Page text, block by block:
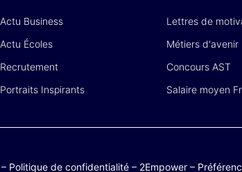
Actu Business
Actu Écoles
Recrutement
Portraits Inspirants
Lettres de
Métiers d'avenir
Concours AST
Salaire moyen
– Politique de confidentialité – 2Empower –